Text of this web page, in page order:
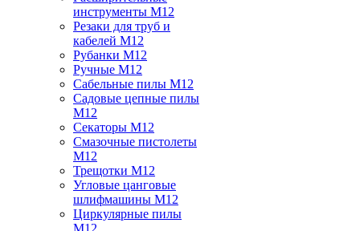
инструменты M12
Резаки для труб и
кабелей M12
Рубанки M12
Ручные M12
Сабельные пилы M12
Садовые цепные пилы
M12
Секаторы M12
Смазочные пистолеты
M12
Трещотки M12
Угловые цанговые
шлифмашины M12
Циркулярные пилы
M12